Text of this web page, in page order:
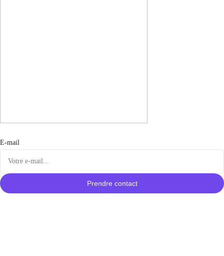
E-mail
Prendre contact